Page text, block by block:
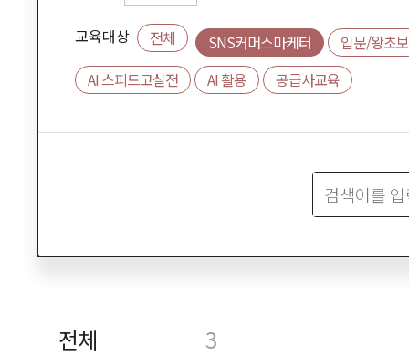
교육대상 전체 SNS커머스마케터
입문/왕초보
AI 스피드고실전
AI 활용 공급사교육
전체
3